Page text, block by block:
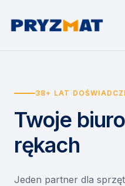
Urządzenia
Drukarki i urządzenia
Etykiety i identyfikacja
Skanery i obieg
Monitory interaktywne
Niszczarki dokumentów
Wynajem drukarek
Wynajem urządzeń
Asystent druku
EZD RP
Misja szkoła
Serwis
O nas
38+ LAT
Twoje biuro
rękach
Jeden partner dla